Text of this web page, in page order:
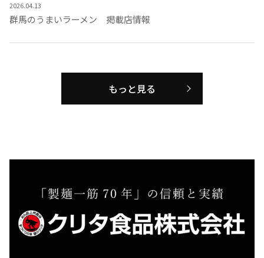
2026.04.13
群馬のうまいラーメン 掲載店情報
もっと見る